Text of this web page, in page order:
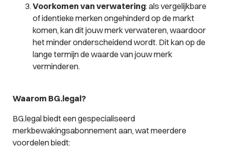
Voorkomen van verwatering: als vergelijkbare
of identieke merken ongehinderd op de markt
komen, kan dit jouw merk verwateren, waardoor
het minder onderscheidend wordt. Dit kan op de
lange termijn de waarde van jouw merk
verminderen.
Waarom BG.legal?
BG.legal biedt een gespecialiseerd
merkbewakingsabonnement aan, wat meerdere
voordelen biedt: